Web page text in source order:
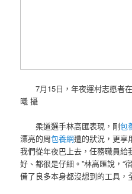
7月15日，年夜運村志愿者
曦 攝
柔道選手林高匯表現，剛包
漂亮的周包養網遭的狀況，更享
我們從年夜巴上去，任務職員
好、都很是仔細。”林高匯說，“
備了良多本身都沒想到的工具，